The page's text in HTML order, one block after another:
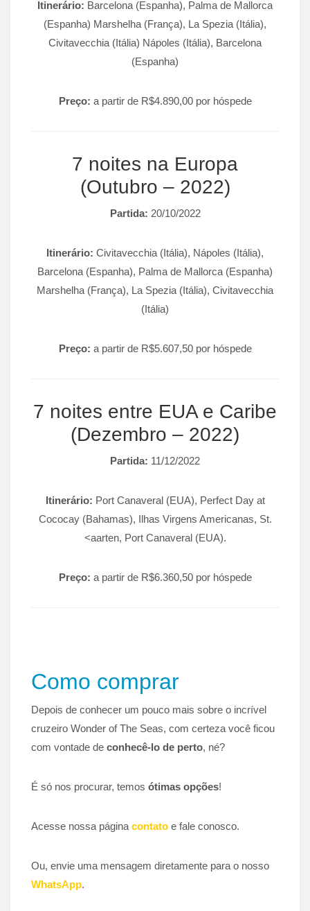
Itinerário: Barcelona (Espanha), Palma de Mallorca
(Espanha) Marshelha (França), La Spezia (Itália),
Civitavecchia (Itália) Nápoles (Itália), Barcelona
(Espanha)
Preço: a partir de R$4.890,00 por hóspede
7 noites na Europa
(Outubro – 2022)
Partida: 20/10/2022
Itinerário: Civitavecchia (Itália), Nápoles (Itália),
Barcelona (Espanha), Palma de Mallorca (Espanha)
Marshelha (França), La Spezia (Itália), Civitavecchia
(Itália)
Preço: a partir de R$5.607,50 por hóspede
7 noites entre EUA e Caribe
(Dezembro – 2022)
Partida: 11/12/2022
Itinerário: Port Canaveral (EUA), Perfect Day at
Cococay (Bahamas), Ilhas Virgens Americanas, St.
<aarten, Port Canaveral (EUA).
Preço: a partir de R$6.360,50 por hóspede
Como comprar
Depois de conhecer um pouco mais sobre o incrível
cruzeiro Wonder of The Seas, com certeza você ficou
com vontade de conhecê-lo de perto, né?
É só nos procurar, temos ótimas opções!
Acesse nossa página contato e fale conosco.
Ou, envie uma mensagem diretamente para o nosso
WhatsApp.